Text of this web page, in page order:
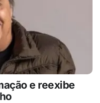
e reexibe